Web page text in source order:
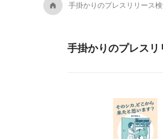
A 手掛かりのプレスリリース
手掛かりのプレスリ